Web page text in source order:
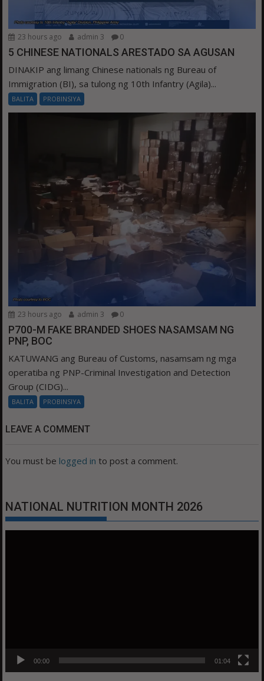
23 hours ago admin 3 0
5 CHINESE NATIONALS ARESTADO SA AGUSAN
DINAKIP ang limang Chinese nationals ng Bureau of
Immigration (BI), sa tulong ng 10th Infantry (Agila)...
BALITA PROBINSIYA
23 hours ago admin 3 0
P700-M FAKE BRANDED SHOES NASAMSAM NG
PNP, BOC
KATUWANG ang Bureau of Customs, nasamsam ng mga
operatiba ng PNP-Criminal Investigation and Detection
Group (CIDG)...
BALITA PROBINSIYA
LEAVE A COMMENT
You must be logged in to post a comment.
NATIONAL NUTRITION MONTH 2026
00:00 01:04